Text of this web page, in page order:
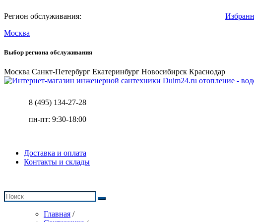
Регион обслуживания:
Москва
Выбор региона обслуживания
Москва Санкт-Петербург Екатеринбург Новосибирск Краснодар
отопление -
8 (495) 134-27-28
пн-пт: 9:30-18:00
Доставка и оплата
Контакты и склады
Главная /